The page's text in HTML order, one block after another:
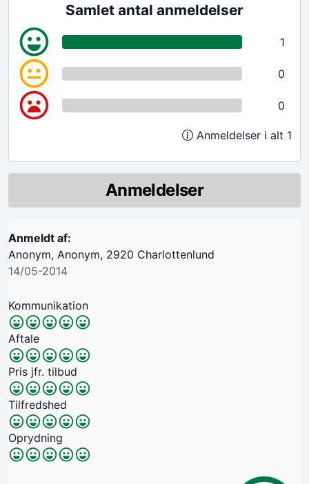
Samlet antal anmeldelser
1
0
0
Anmeldelser i alt 1
Anmeldelser
Anmeldt af:
Anonym, Anonym, 2920 Charlottenlund
14/05-2014
Kommunikation
Aftale
Pris jfr. tilbud
Tilfredshed
Oprydning